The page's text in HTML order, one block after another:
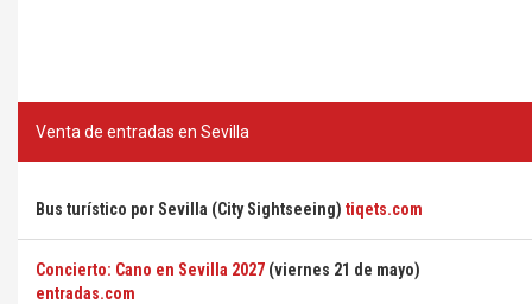
Venta de entradas en Sevilla
Bus turístico por Sevilla (City Sightseeing) tiqets.com
Concierto: Cano en Sevilla 2027 (viernes 21 de mayo)
entradas.com